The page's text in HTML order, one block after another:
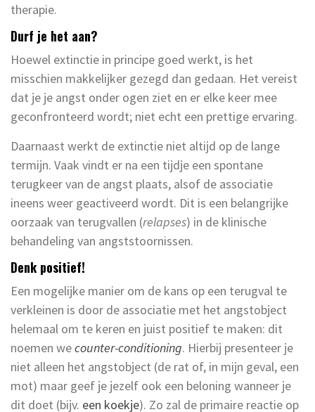
therapie.
Durf je het aan?
Hoewel extinctie in principe goed werkt, is het
misschien makkelijker gezegd dan gedaan. Het vereist
dat je je angst onder ogen ziet en er elke keer mee
geconfronteerd wordt; niet echt een prettige ervaring.
Daarnaast werkt de extinctie niet altijd op de lange
termijn. Vaak vindt er na een tijdje een spontane
terugkeer van de angst plaats, alsof de associatie
ineens weer geactiveerd wordt. Dit is een belangrijke
oorzaak van terugvallen (relapses) in de klinische
behandeling van angststoornissen.
Denk positief!
Een mogelijke manier om de kans op een terugval te
verkleinen is door de associatie met het angstobject
helemaal om te keren en juist positief te maken: dit
noemen wecounter-conditioning. Hierbij presenteer je
niet alleen het angstobject (de rat of, in mijn geval, een
mot) maar geef je jezelf ook een beloning wanneer je
dit doet (bijv. een koekje). Zo zal de primaire reactie op